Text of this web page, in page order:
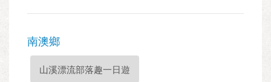
南澳鄉
山溪漂流部落趣一日遊